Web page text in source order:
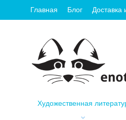
Главная Блог Доставка
Художественная